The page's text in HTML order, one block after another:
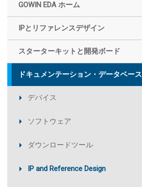
GOWIN EDA ホーム
IPとリファレンスデザイン
スターターキットと開発ボード
ドキュメンテーション・データベース
デバイス
ソフトウェア
ダウンロードツール
IP and Reference Design